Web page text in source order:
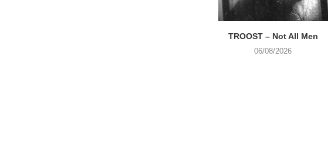
TROOST – Not All Men
06/08/2026